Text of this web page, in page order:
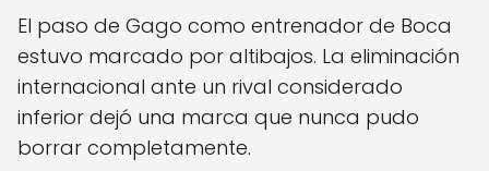
El paso de Gago como entrenador de Boca
estuvo marcado por altibajos. La eliminación
internacional ante un rival considerado
inferior dejó una marca que nunca pudo
borrar completamente.